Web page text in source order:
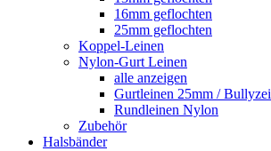
16mm geflochten
25mm geflochten
Koppel-Leinen
Nylon-Gurt Leinen
alle anzeigen
Gurtleinen 25mm / Bullyzei
Rundleinen Nylon
Zubehör
Halsbänder